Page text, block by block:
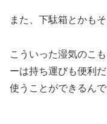
また、下駄箱とかもそ
こういった湿気のこ
ーは持ち運びも便利
使うことができるんで